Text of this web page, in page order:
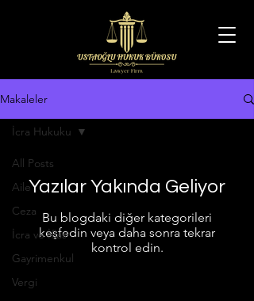
Makaleler
All Posts
Aile
Ceza
İcra ve İflas
Gayrimenkul
Vergi
İcra Hukuku
Yazılar Yakında Geliyor
Bu blogdaki diğer kategorileri
keşfedin veya daha sonra tekrar
kontrol edin.